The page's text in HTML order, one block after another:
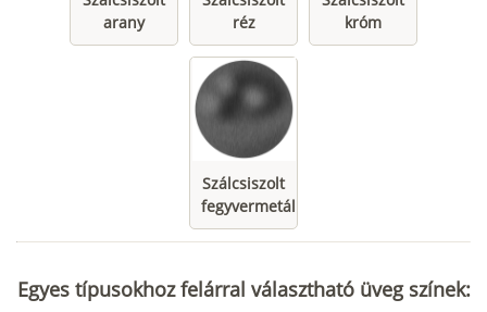
arany
réz
króm
Szálcsiszolt
fegyvermetál
Egyes típusokhoz felárral választható üveg színek: